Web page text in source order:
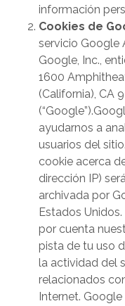
información
Cookies de
servicio Google
Google, Inc.,
1600
(California), CA
ayudarnos a
usuarios del
cookie acerca
dirección IP)
archivada por
Estados
por cuenta
pista de tu uso
la actividad del
relacionados
Internet.